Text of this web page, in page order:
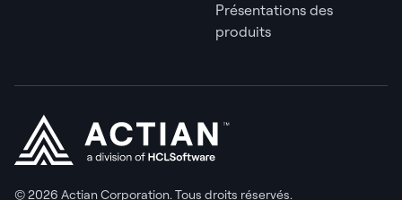
Présentations des
produits
© 2026 Actian Corporation. Tous droits réservés.